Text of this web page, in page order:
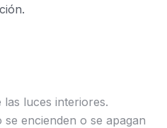
las luces interiores.
encienden o se apagan